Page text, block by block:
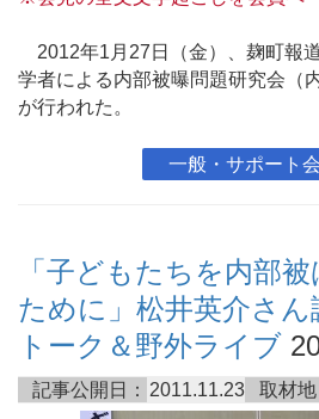
2012年1月27日（金）、麹町報
学者による内部被曝問題研究会（
が行われた。
一般・サポート
「子どもたちを内部
ために」松井英介さ
トーク＆野外ライブ
記事公開日： 2011.11.23 取材地